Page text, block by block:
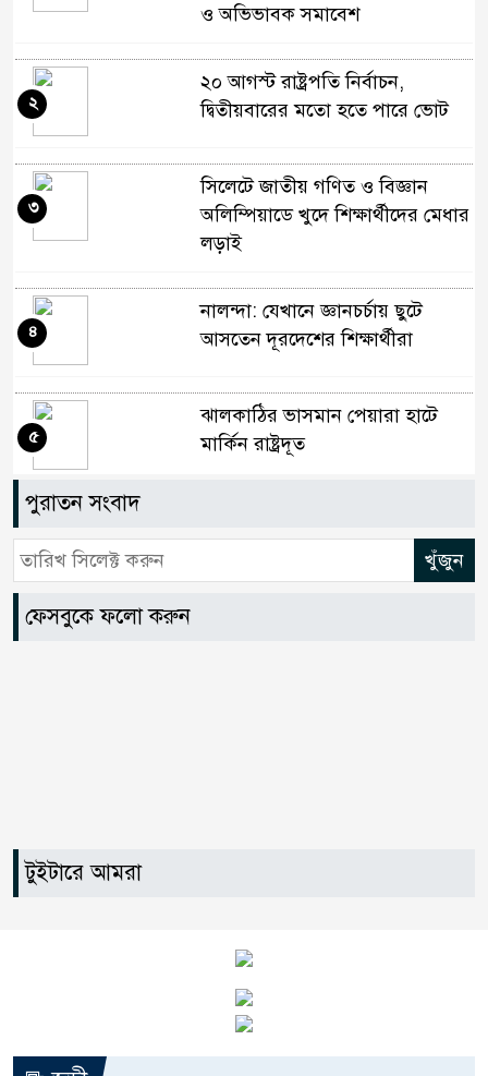
ও অভিভাবক সমাবেশ
২০ আগস্ট রাষ্ট্রপতি নির্বাচন,
দ্বিতীয়বারের মতো হতে পারে ভোট
২
সিলেটে জাতীয় গণিত ও বিজ্ঞান
অলিম্পিয়াডে খুদে শিক্ষার্থীদের মেধার
লড়াই
৩
নালন্দা: যেখানে জ্ঞানচর্চায় ছুটে
আসতেন দূরদেশের শিক্ষার্থীরা
৪
ঝালকাঠির ভাসমান পেয়ারা হাটে
মার্কিন রাষ্ট্রদূত
৫
৬
৯
চা শ্রমিকদের গণবিক্ষোভ
পুরাতন সংবাদ
ফেসবুকে ফলো করুন
টুইটারে আমরা